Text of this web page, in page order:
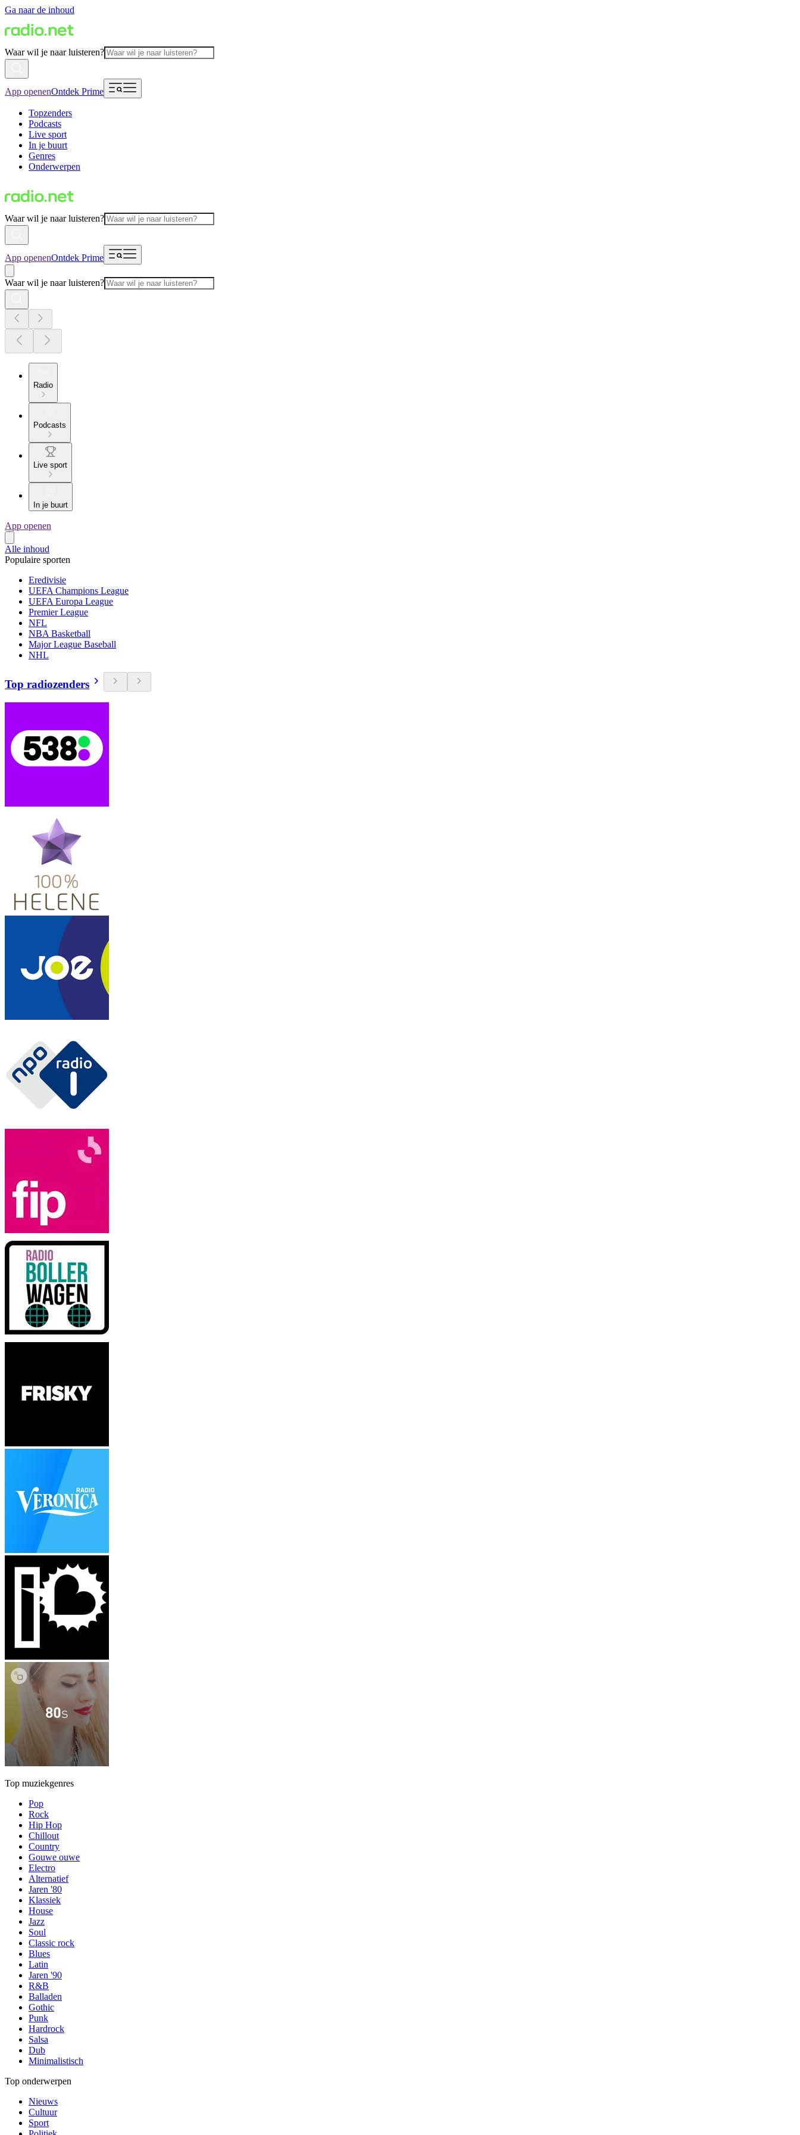
Ga naar de inhoud
Waar wil je naar luisteren?
App openenOntdek Prime
Topzenders
Podcasts
Live sport
In je buurt
Genres
Onderwerpen
Waar wil je naar luisteren?
App openenOntdek Prime
Waar wil je naar luisteren?
Radio
Podcasts
Live sport
In je buurt
App openen
Alle inhoud
Populaire sporten
Eredivisie
UEFA Champions League
UEFA Europa League
Premier League
NFL
NBA Basketball
Major League Baseball
NHL
Top radiozenders
Top muziekgenres
Pop
Rock
Hip Hop
Chillout
Country
Gouwe ouwe
Electro
Alternatief
Jaren '80
Klassiek
House
Jazz
Soul
Classic rock
Blues
Latin
Jaren '90
R&B
Balladen
Gothic
Punk
Hardrock
Salsa
Dub
Minimalistisch
Top onderwerpen
Nieuws
Cultuur
Sport